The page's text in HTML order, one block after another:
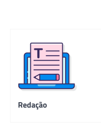
Redação